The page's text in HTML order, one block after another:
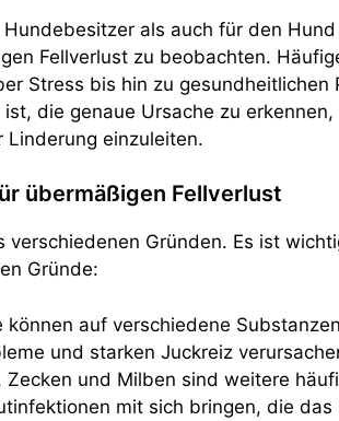
als auch für den
Fellverlust zu beobachten.
Stress bis hin zu gesundheitlichen
die genaue Ursache zu erkennen,
einzuleiten.
übermäßigen Fellverlust
verschiedenen Gründen. Es ist
Gründe:
können auf verschiedene
und starken Juckreiz
Zecken und Milben sind weitere
mit sich bringen, die das